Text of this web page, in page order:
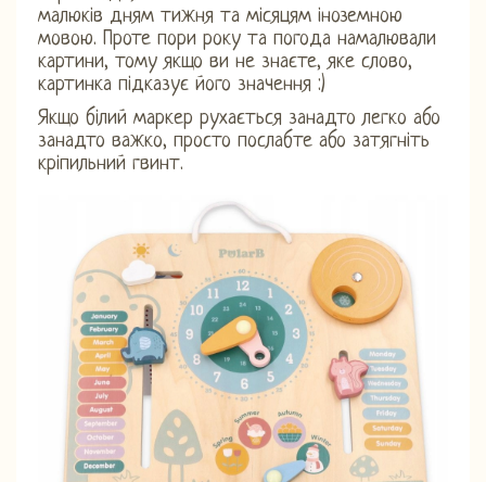
малюків дням тижня та місяцям іноземною
мовою. Проте пори року та погода намалювали
картини, тому якщо ви не знаєте, яке слово,
картинка підказує його значення :)
Якщо білий маркер рухається занадто легко або
занадто важко, просто послабте або затягніть
кріпильний гвинт.